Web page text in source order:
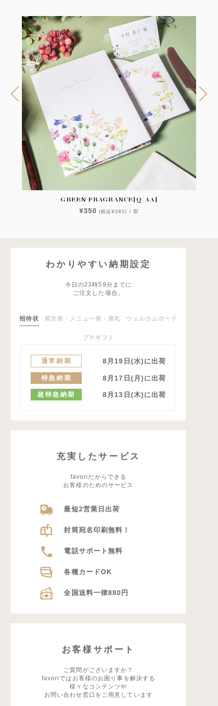
GREEN FRAGRANCE[Q-AA]
¥350 (税込¥385) / 部
わかりやすい納期設定
今日の23時59分までに
ご注文した場合。
招待状 席次表・メニュー表・席札 ウェルカムボード
プチギフト
通常納期 8月19日(水)に出荷
特急納期 8月17日(月)に出荷
超特急納期 8月13日(木)に出荷
充実したサービス
favoriだからできる
お客様のためのサービス
最短2営業日出荷
封筒宛名印刷無料！
電話サポート無料
各種カードOK
全国送料一律880円
お客様サポート
ご質問がございますか？
favoriではお客様のお困り事を解決する
様々なコンテンツや
お問い合わせ窓口をご用意しています